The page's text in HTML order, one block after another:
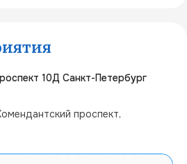
10Д Санкт-Петербург
проспект,